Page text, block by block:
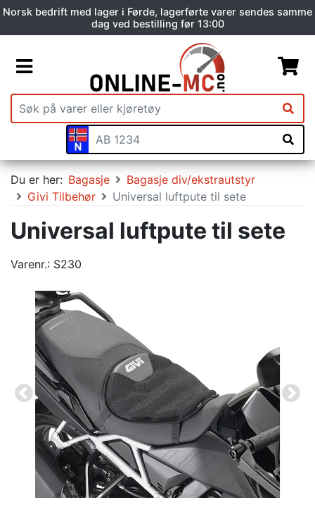
Norsk bedrift med lager i Førde, lagerførte varer sendes samme
dag ved bestilling før 13:00
Du er her: Bagasje
Bagasje div/ekstrautstyr
Givi Tilbehør
Universal luftpute til sete
Universal luftpute til sete
Varenr.: S230